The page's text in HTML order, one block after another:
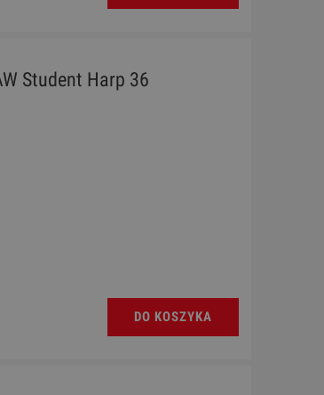
DO KOSZYKA
Student Harp 36
DO KOSZYKA